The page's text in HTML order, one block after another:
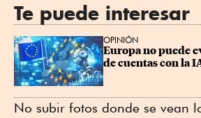
Te puede interesar
OPINIÓN
Europa no puede
de cuentas con la
No subir fotos donde se vean